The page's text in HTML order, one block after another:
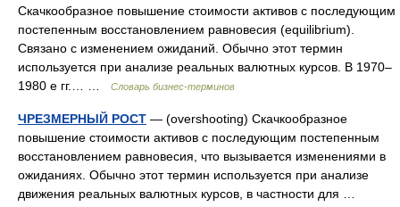
Скачкообразное повышение стоимости активов с последующим
постепенным восстановлением равновесия (equilibrium).
Связано с изменением ожиданий. Обычно этот термин
используется при анализе реальных валютных курсов. В 1970–
1980 е гг.… …
Словарь бизнес-терминов
ЧРЕЗМЕРНЫЙ РОСТ — (overshooting) Скачкообразное
повышение стоимости активов с последующим постепенным
восстановлением равновесия, что вызывается изменениями в
ожиданиях. Обычно этот термин используется при анализе
движения реальных валютных курсов, в частности для …